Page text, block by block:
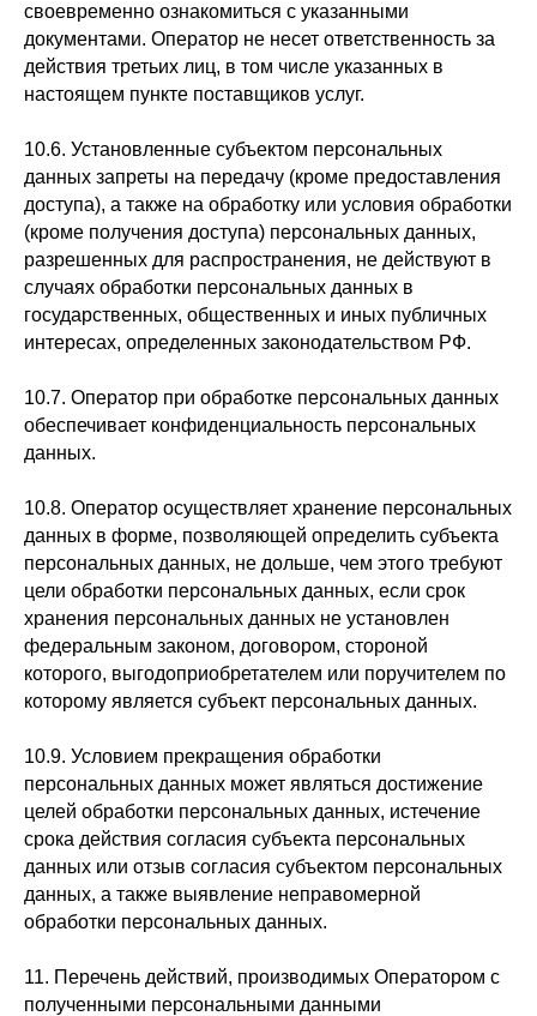
своевременно ознакомиться с указанными
документами. Оператор не несет ответственность за
действия третьих лиц, в том числе указанных в
настоящем пункте поставщиков услуг.
10.6. Установленные субъектом персональных
данных запреты на передачу (кроме предоставления
доступа), а также на обработку или условия обработки
(кроме получения доступа) персональных данных,
разрешенных для распространения, не действуют в
случаях обработки персональных данных в
государственных, общественных и иных публичных
интересах, определенных законодательством РФ.
10.7. Оператор при обработке персональных данных
обеспечивает конфиденциальность персональных
данных.
10.8. Оператор осуществляет хранение персональных
данных в форме, позволяющей определить субъекта
персональных данных, не дольше, чем этого требуют
цели обработки персональных данных, если срок
хранения персональных данных не установлен
федеральным законом, договором, стороной
которого, выгодоприобретателем или поручителем по
которому является субъект персональных данных.
10.9. Условием прекращения обработки
персональных данных может являться достижение
целей обработки персональных данных, истечение
срока действия согласия субъекта персональных
данных или отзыв согласия субъектом персональных
данных, а также выявление неправомерной
обработки персональных данных.
11. Перечень действий, производимых Оператором с
полученными персональными данными